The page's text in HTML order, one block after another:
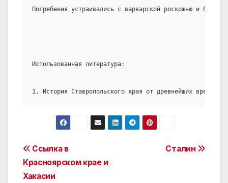
Погребения устраивались с варварской роскошью и
Использованная литература:
1. История Ставропольского края от древнейших времен
Post
navigation
Сталин
Ссылка в
Красноярском крае и
Хакасии